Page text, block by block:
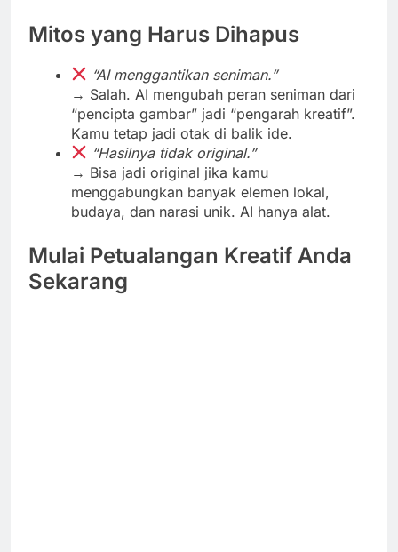
Mitos yang Harus Dihapus
“AI menggantikan seniman.”
→ Salah. AI mengubah peran seniman dari
“pencipta gambar” jadi “pengarah kreatif”.
Kamu tetap jadi otak di balik ide.
“Hasilnya tidak original.”
→ Bisa jadi original jika kamu
menggabungkan banyak elemen lokal,
budaya, dan narasi unik. AI hanya alat.
Mulai Petualangan Kreatif Anda
Sekarang